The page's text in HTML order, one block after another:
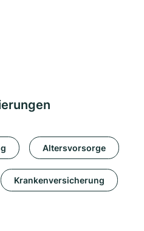
Altersvorsorge
Krankenversicherung